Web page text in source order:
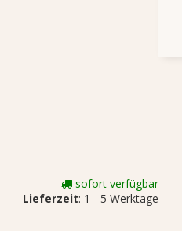
sofort verfügbar
Lieferzeit: 1 - 5 Werktage